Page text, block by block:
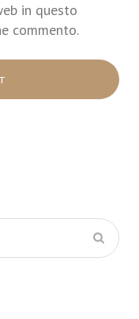
in questo
commento.